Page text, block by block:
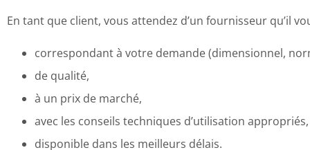
En tant que client, vous attendez d’un fournisseur qu’il
correspondant à votre demande (dimensionnel,
de qualité,
à un prix de marché,
avec les conseils techniques d’utilisation appropriés,
disponible dans les meilleurs délais.